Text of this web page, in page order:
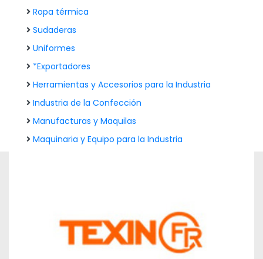
Ropa térmica
Sudaderas
Uniformes
*Exportadores
Herramientas y Accesorios para la Industria
Industria de la Confección
Manufacturas y Maquilas
Maquinaria y Equipo para la Industria